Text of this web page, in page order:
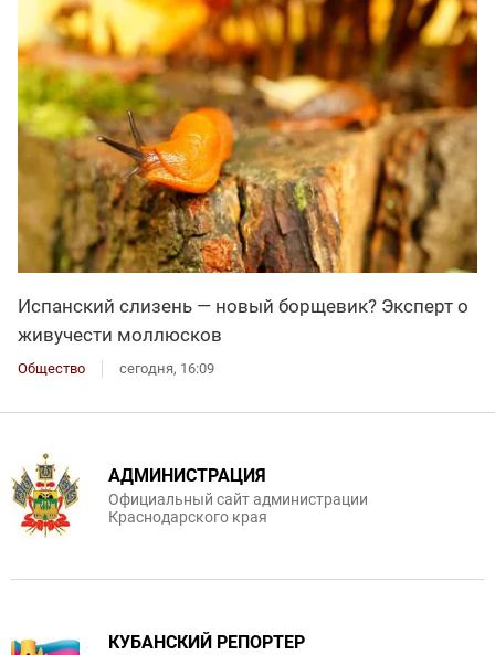
Испанский слизень — новый борщевик? Эксперт о
живучести моллюсков
Общество сегодня, 16:09
АДМИНИСТРАЦИЯ
Официальный сайт администрации
Краснодарского края
КУБАНСКИЙ РЕПОРТЕР